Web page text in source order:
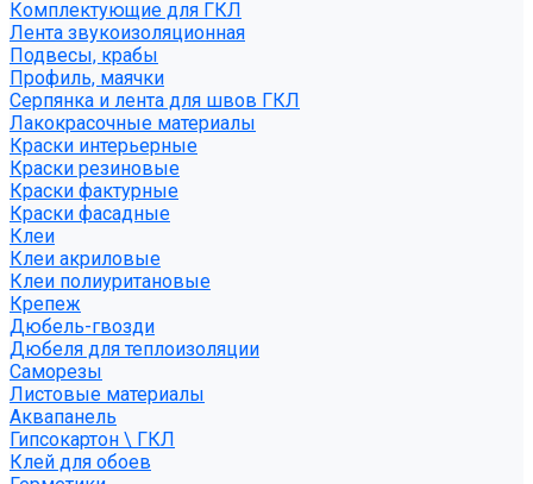
Комплектующие для ГКЛ
Лента звукоизоляционная
Подвесы, крабы
Профиль, маячки
Серпянка и лента для швов ГКЛ
Лакокрасочные материалы
Краски интерьерные
Краски резиновые
Краски фактурные
Краски фасадные
Клеи
Клеи акриловые
Клеи полиуритановые
Крепеж
Дюбель-гвозди
Дюбеля для теплоизоляции
Саморезы
Листовые материалы
Аквапанель
Гипсокартон \ ГКЛ
Клей для обоев